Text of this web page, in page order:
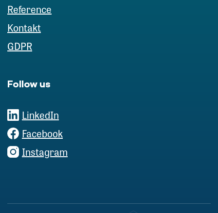
Reference
Kontakt
GDPR
Follow us
LinkedIn
Facebook
Instagram